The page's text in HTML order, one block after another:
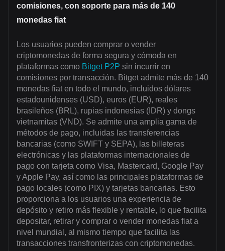
comisiones, con soporte para más de 140
monedas fiat
Los usuarios pueden comprar o vender
criptomonedas de forma segura y cómoda en
plataformas como Bitget P2P sin incurrir en
comisiones por transacción. Bitget admite más de 140
monedas fiat en todo el mundo, incluidos dólares
estadounidenses (USD), euros (EUR), reales
brasileños (BRL), rupias indonesias (IDR) y dongs
vietnamitas (VND). Se admite una amplia gama de
métodos de pago, incluidas las transferencias
bancarias (como SWIFT y SEPA), las billeteras
electrónicas y las plataformas internacionales de
pago con tarjeta como Visa, Mastercard, Google Pay
y Apple Pay, así como las principales plataformas de
pago locales (como PIX) y tarjetas bancarias. Esto
proporciona a los usuarios una experiencia de
depósito y retiro más flexible y rentable, lo que facilita
depositar, retirar y comprar o vender monedas fiat a
nivel mundial, al mismo tiempo que facilita las
transacciones transfronterizas con criptomonedas.